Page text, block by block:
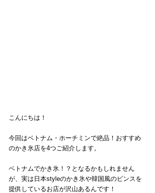
こんにちは！
今回はベトナム・ホーチミンで絶品！おすすめ
のかき氷店を4つご紹介します。
ベトナムでかき氷！？となるかもしれません
が、実は日本styleのかき氷や韓国風のビンスを
提供しているお店が沢山あるんです！